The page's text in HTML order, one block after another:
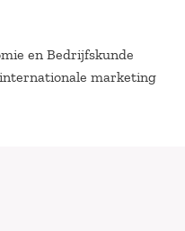
en Bedrijfskunde
marketing